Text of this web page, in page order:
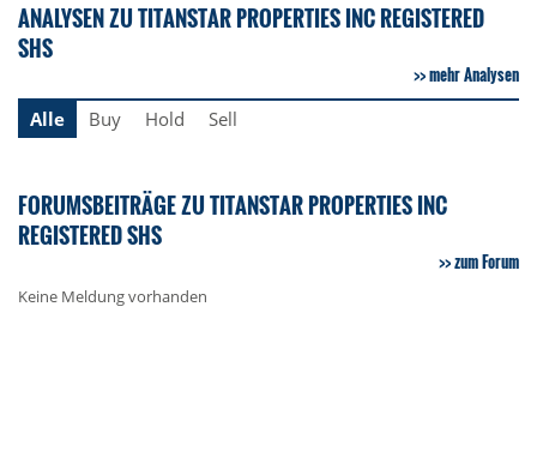
ANALYSEN ZU TITANSTAR PROPERTIES INC REGISTERED
SHS
mehr Analysen
Alle
Buy Hold Sell
FORUMSBEITRÄGE ZU TITANSTAR PROPERTIES INC
REGISTERED SHS
zum Forum
Keine Meldung vorhanden